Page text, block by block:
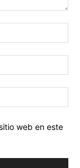
web en este